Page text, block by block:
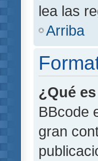
lea las
Arriba
¿Qué
BBcode
gran